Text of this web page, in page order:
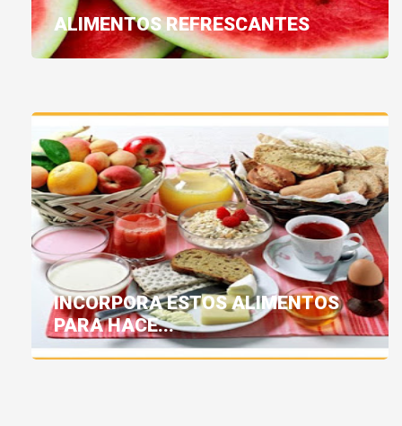
ALIMENTOS REFRESCANTES
INCORPORA ESTOS ALIMENTOS
PARA HACE...